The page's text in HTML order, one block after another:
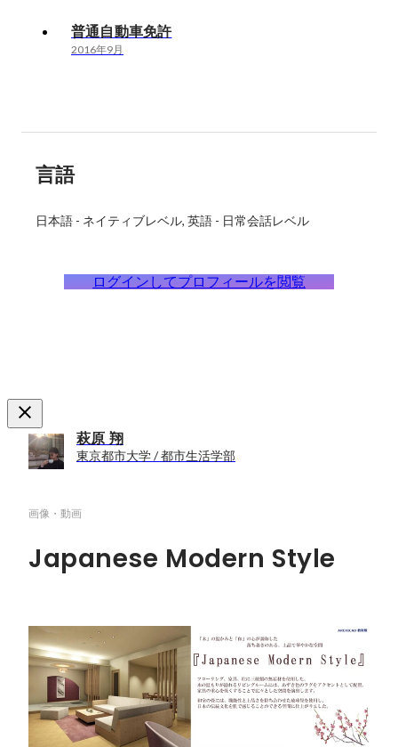
普通自動車免許
2016年9月
言語
日本語 - ネイティブレベル 英語 - 日常会話レベル
ログインしてプロフィールを閲覧
萩原 翔
東京都市大学 / 都市生活学部
画像・動画
Japanese Modern Style